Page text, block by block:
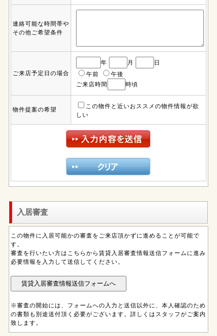
連絡可能な時間帯や
その他ご希望条件
ご来店予定日の場合
年 月
日
午前
午後
ご来店時間
時頃
物件提案の希望
この物件と近いおススメの物件情報が欲
しい
入居審査
この物件に入居可能かの審査をご来店頂かずに進めることが可能で
す。
審査を行いたい方はこちらから賃貸入居審査情報送信フォームに進み
必要情報を入力して送信してください。
※審査の開始には、フォームへの入力と送信以外に、本人確認のため
の書類も別途送付頂く必要がございます。詳しくはスタッフがご案内
致します。